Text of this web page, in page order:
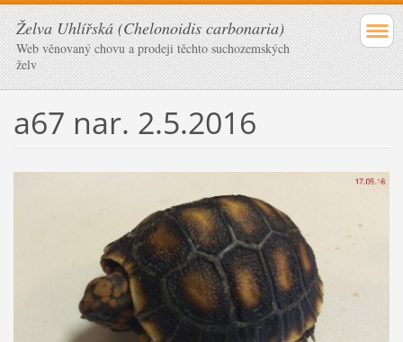
Želva Uhlířská (Chelonoidis carbonaria)
Web věnovaný chovu a prodeji těchto suchozemských
želv
a67 nar. 2.5.2016